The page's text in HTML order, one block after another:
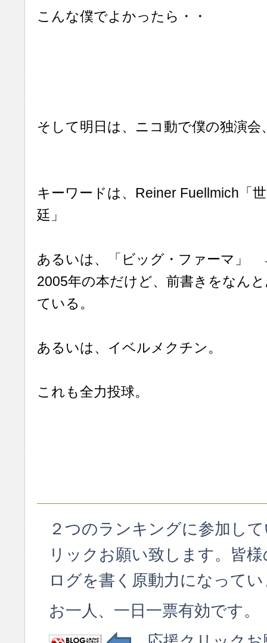
こんな僕でよかったら・・
そして明日は、ニコ動で僕の独演会
キーワードは、Reiner Fuellmich「
廷」
あるいは、「ビッグ・ファーマ」
2005年の本だけど、前書きをなん
ている。
あるいは、イベルメクチン。
これも全力投球。
２つのランキングに参加し
リックお願い致します。皆
ログを書く原動力になって
お一人、一日一票有効です。